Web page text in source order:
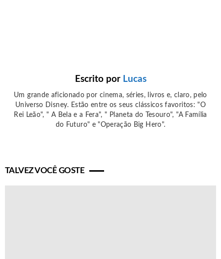
Escrito por Lucas
Um grande aficionado por cinema, séries, livros e, claro, pelo
Universo Disney. Estão entre os seus clássicos favoritos: "O
Rei Leão", " A Bela e a Fera", " Planeta do Tesouro", "A Família
do Futuro" e "Operação Big Hero".
TALVEZ VOCÊ GOSTE